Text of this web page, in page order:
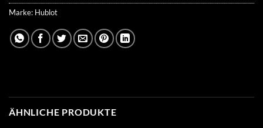
Marke: Hublot
ÄHNLICHE PRODUKTE